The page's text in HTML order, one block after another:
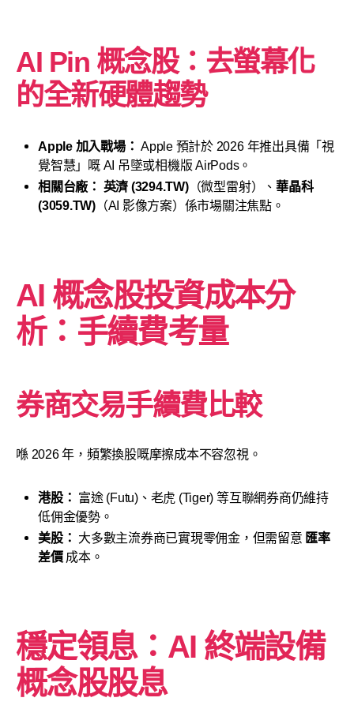
AI Pin 概念股：去螢幕化
的全新硬體趨勢
Apple 加入戰場： Apple 預計於 2026 年推出具備「視
覺智慧」嘅 AI 吊墜或相機版 AirPods。
相關台廠： 英濟 (3294.TW)（微型雷射）、華晶科
(3059.TW)（AI 影像方案）係市場關注焦點。
AI 概念股投資成本分
析：手續費考量
券商交易手續費比較
喺 2026 年，頻繁換股嘅摩擦成本不容忽視。
港股： 富途 (Futu)、老虎 (Tiger) 等互聯網券商仍維持
低佣金優勢。
美股： 大多數主流券商已實現零佣金，但需留意 匯率
差價成本。
穩定領息：AI 終端設備
概念股股息